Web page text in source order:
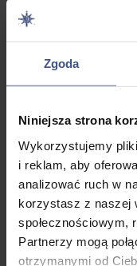
Zgoda
Niniejsza strona
Wykorzystujemy
i reklam, aby
analizować ruch w
korzystasz z naszej
społecznościowym,
Partnerzy mogą
otrzymanymi od
Bałtyku
utworzone przez
Blog
kilku moich